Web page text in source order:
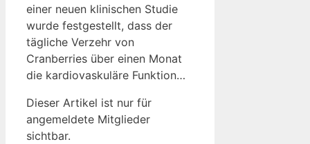
einer neuen klinischen Studie
wurde festgestellt, dass der
tägliche Verzehr von
Cranberries über einen Monat
die kardiovaskuläre Funktion…
Dieser Artikel ist nur für
angemeldete Mitglieder
sichtbar.